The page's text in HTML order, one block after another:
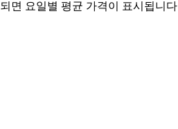
면 요일별 평균 가격이 표시됩니다